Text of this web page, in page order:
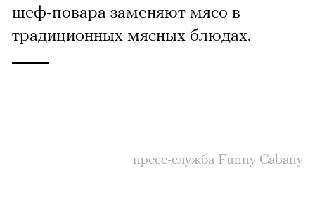
шеф-повара заменяют мясо в
традиционных мясных блюдах.
пресс-служба Funny Cabany